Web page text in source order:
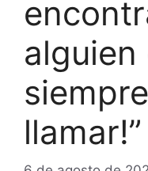
alguien
llamar!”